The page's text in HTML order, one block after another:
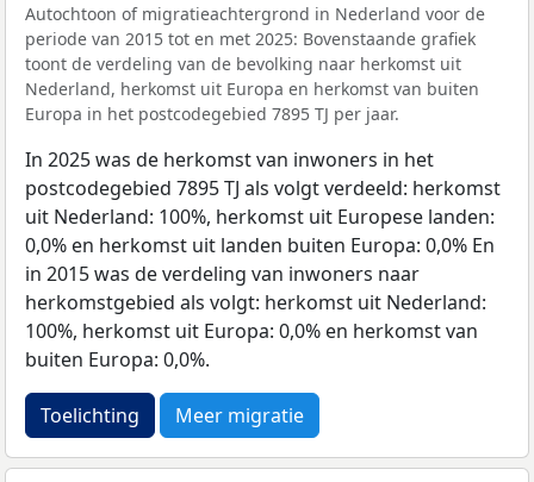
Autochtoon of migratieachtergrond in Nederland voor de
periode van 2015 tot en met 2025: Bovenstaande grafiek
toont de verdeling van de bevolking naar herkomst uit
Nederland, herkomst uit Europa en herkomst van buiten
Europa in het postcodegebied 7895 TJ per jaar.
In 2025 was de herkomst van inwoners in het
postcodegebied 7895 TJ als volgt verdeeld: herkomst
uit Nederland: 100%, herkomst uit Europese landen:
0,0% en herkomst uit landen buiten Europa: 0,0% En
in 2015 was de verdeling van inwoners naar
herkomstgebied als volgt: herkomst uit Nederland:
100%, herkomst uit Europa: 0,0% en herkomst van
buiten Europa: 0,0%.
Toelichting Meer migratie